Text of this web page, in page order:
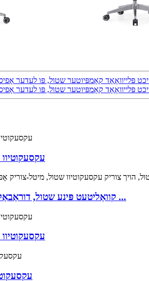
פּלייוואָאָד קאָמפּיוטער שטול, פּו לעדער
פּלייוואָאָד קאָמפּיוטער שטול, פּו לעדער
קוואַליטעט פּינע שטול, דוראַבאַל אַלומינום באַזע שטול ...